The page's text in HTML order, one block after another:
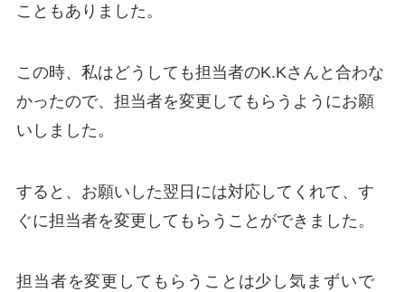
こともありました。
この時、私はどうしても担当者のK.Kさんと合わな
かったので、担当者を変更してもらうようにお願
いしました。
すると、お願いした翌日には対応してくれて、 す
ぐに担当者を変更してもらうことができました。
担当者を変更してもらうことは少し気まずいで